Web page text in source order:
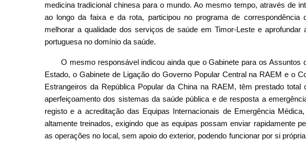
medicina tradicional chinesa para o mundo. Ao mesmo tempo, através de
ao longo da faixa e da rota, participou no programa de correspondência
melhorar a qualidade dos serviços de saúde em Timor-Leste e
portuguesa no domínio da saúde.
O mesmo responsável indicou ainda que o Gabinete para os Assuntos
Estado, o Gabinete de Ligação do Governo Popular Central na RAEM e o
Estrangeiros da República Popular da China na RAEM, têm prestado
aperfeiçoamento dos sistemas da saúde pública e de resposta a
registo e a acreditação das Equipas Internacionais de Emergência
altamente treinados, exigindo que as equipas possam enviar rapidamente
as operações no local, sem apoio do exterior, podendo funcionar por si